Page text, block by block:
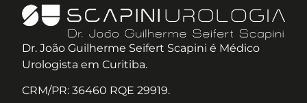
Dr. João Guilherme Seifert Scapini é Médico
Urologista em Curitiba.
CRM/PR: 36460 RQE 29919.